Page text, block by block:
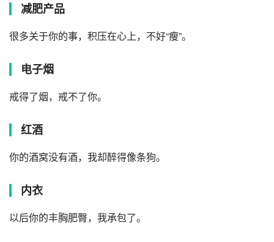
减肥产品
很多关于你的事，积压在心上，不好“瘦”。
电子烟
戒得了烟，戒不了你。
红酒
你的酒窝没有酒，我却醉得像条狗。
内衣
以后你的丰胸肥臀，我承包了。